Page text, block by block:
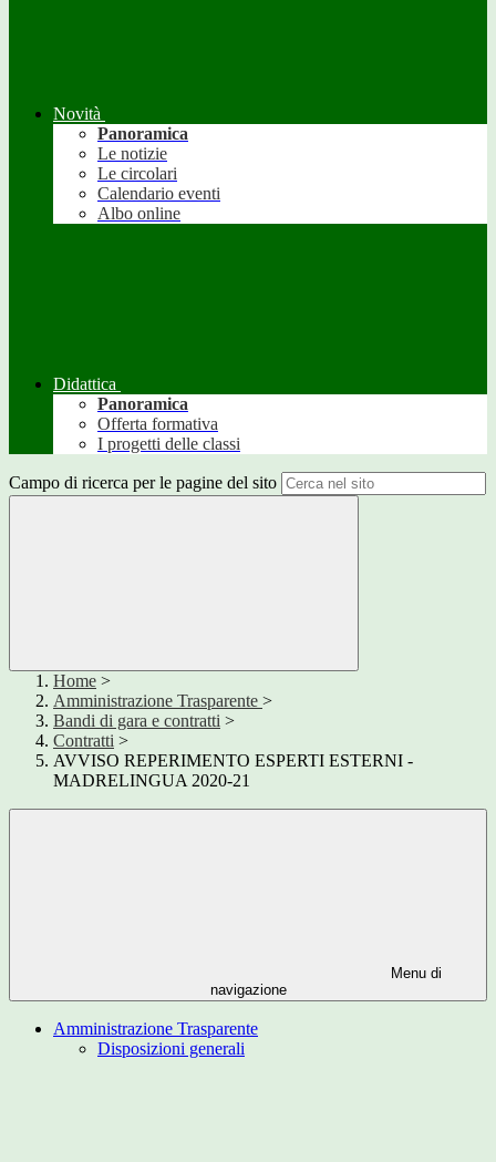
Novità
Panoramica
Le notizie
Le circolari
Calendario eventi
Albo online
Didattica
Panoramica
Offerta formativa
I progetti delle classi
Campo di ricerca per le pagine del sito
Home >
Amministrazione Trasparente >
Bandi di gara e contratti >
Contratti >
AVVISO REPERIMENTO ESPERTI ESTERNI -
MADRELINGUA 2020-21
Menu di
navigazione
Amministrazione Trasparente
Disposizioni generali